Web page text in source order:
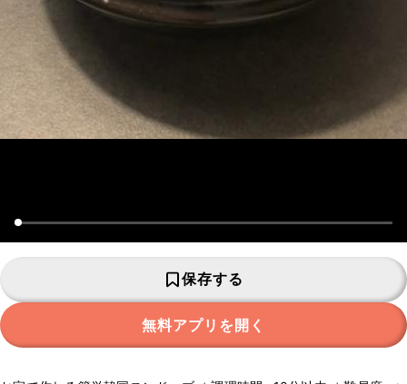
保存する
無料アプリを開く